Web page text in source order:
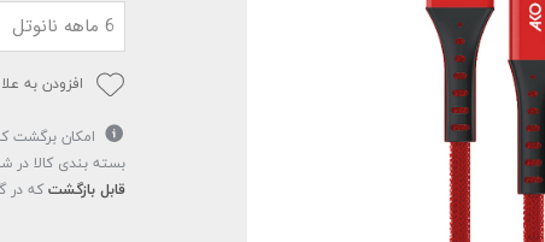
6 ماهه نانوتل
افزودن به
امکان برگشت
بسته بندی کالا در
قابل بازگشت که در